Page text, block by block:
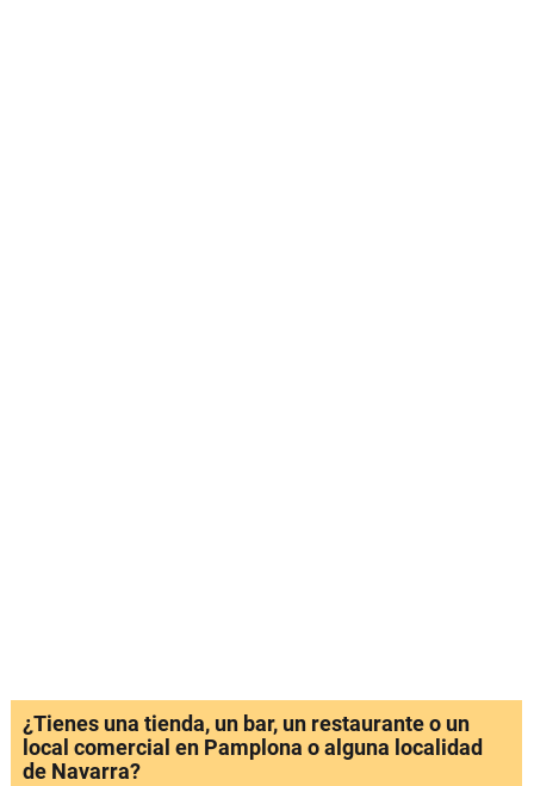
¿Tienes una tienda, un bar, un restaurante o un
local comercial en Pamplona o alguna localidad
de Navarra?